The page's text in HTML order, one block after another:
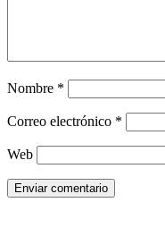
Nombre *
Correo electrónico *
Web